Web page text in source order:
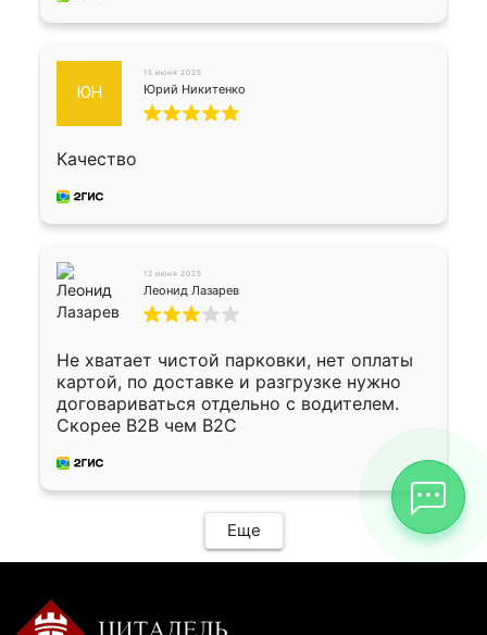
ЮН
15 июня 2025
Юрий Никитенко
Качество
12 июня 2025
Леонид Лазарев
Не хватает чистой парковки, нет оплаты
картой, по доставке и разгрузке нужно
договариваться отдельно с водителем.
Скорее B2B чем B2C
Еще